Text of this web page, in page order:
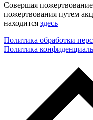
Совершая
пожертвования путем
находится здесь
Политика обработки
Политика